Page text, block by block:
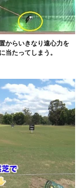
からいきなり遠心力を
当たってしまう。